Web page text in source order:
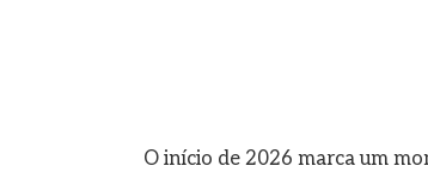
O início de 2026 marca um